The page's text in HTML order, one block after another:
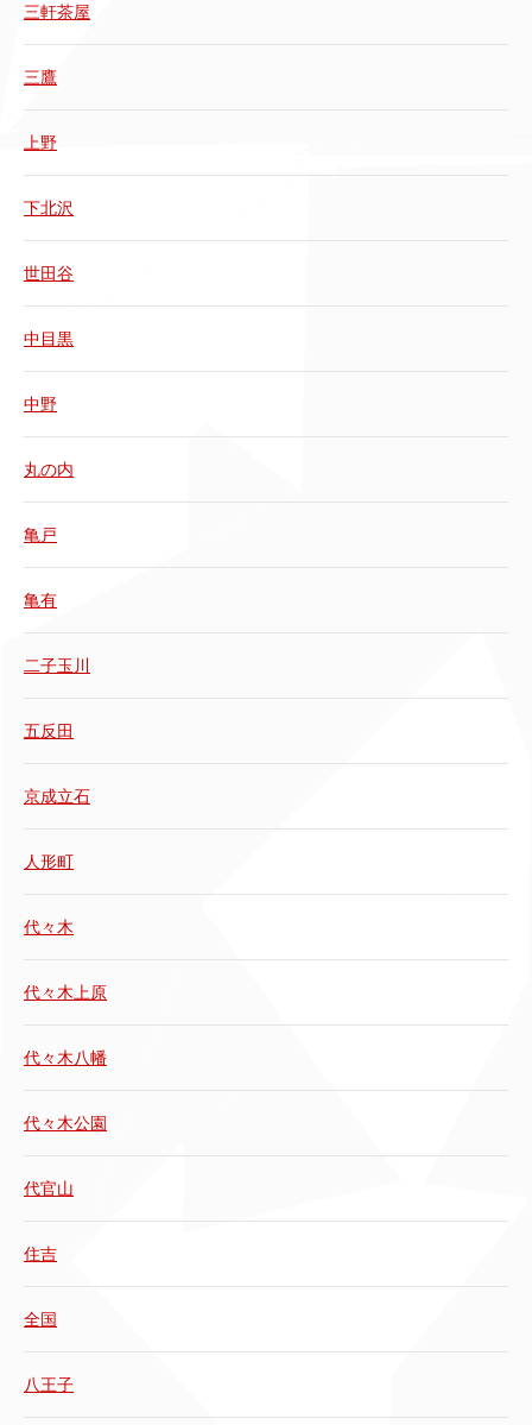
三軒茶屋
三鷹
上野
下北沢
世田谷
中目黒
中野
丸の内
亀戸
亀有
二子玉川
五反田
京成立石
人形町
代々木
代々木上原
代々木八幡
代々木公園
代官山
住吉
全国
八王子